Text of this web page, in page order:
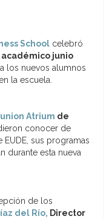
School celebró
junio
los nuevos alumnos
la escuela.
Atrium de
conocer de
sus programas
durante esta nueva
de los
del Río, Director